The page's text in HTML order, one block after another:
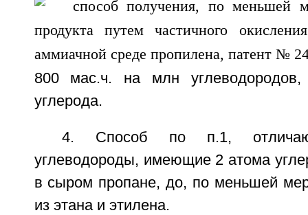
800 мас.ч. на млн
углерода.
4. Способ по п.1,
углеводороды, имеющие 2 атома
в сыром пропане, до, по меньшей
из этана и этилена.